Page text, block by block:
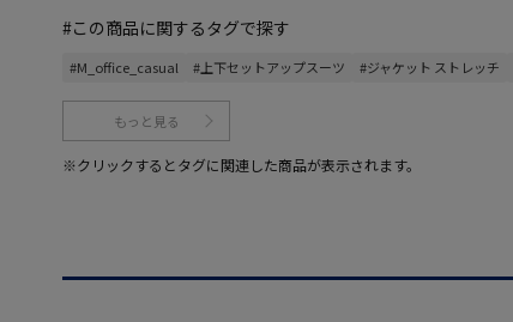
#この商品に関するタグで探す
#M_office_casual #上下セットアップスーツ #ジャケット ストレッチ
もっと見る
※クリックするとタグに関連した商品が表示されます。